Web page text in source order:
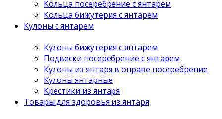
Кольца посеребрение с янтарем
Кольца бижутерия с янтарем
Кулоны с янтарем
Кулоны бижутерия с янтарем
Подвески посеребрение с янтарем
Кулоны из янтаря в оправе посеребрение
Кулоны янтарные
Крестики из янтаря
Товары для здоровья из янтаря